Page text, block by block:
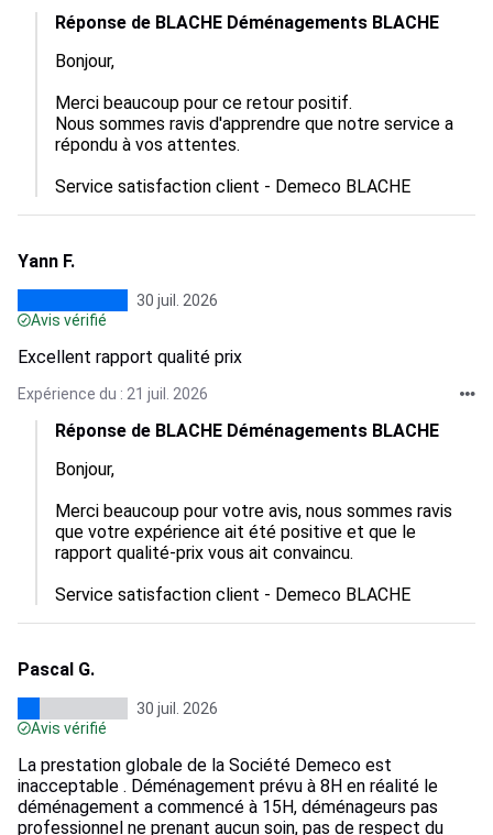
Réponse de BLACHE Déménagements BLACHE
Bonjour,
Merci beaucoup pour ce retour positif.
Nous sommes ravis d'apprendre que notre service a
répondu à vos attentes.
Service satisfaction client - Demeco BLACHE
Yann F.
30 juil. 2026
Avis vérifié
Excellent rapport qualité prix
Expérience du : 21 juil. 2026
Réponse de BLACHE Déménagements BLACHE
Bonjour,
Merci beaucoup pour votre avis, nous sommes ravis
que votre expérience ait été positive et que le
rapport qualité-prix vous ait convaincu.
Service satisfaction client - Demeco BLACHE
Pascal G.
30 juil. 2026
Avis vérifié
La prestation globale de la Société Demeco est
inacceptable . Déménagement prévu à 8H en réalité le
déménagement a commencé à 15H, déménageurs pas
professionnel ne prenant aucun soin, pas de respect du